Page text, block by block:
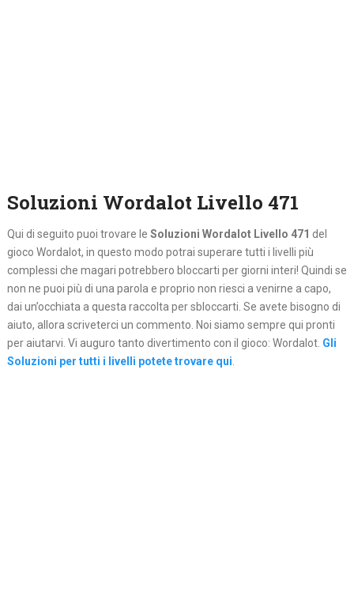
Soluzioni Wordalot Livello 471
Qui di seguito puoi trovare le Soluzioni Wordalot Livello 471 del
gioco Wordalot, in questo modo potrai superare tutti i livelli più
complessi che magari potrebbero bloccarti per giorni interi! Quindi se
non ne puoi più di una parola e proprio non riesci a venirne a capo,
dai un’occhiata a questa raccolta per sbloccarti. Se avete bisogno di
aiuto, allora scriveterci un commento. Noi siamo sempre qui pronti
per aiutarvi. Vi auguro tanto divertimento con il gioco: Wordalot. Gli
Soluzioni per tutti i livelli potete trovare qui.